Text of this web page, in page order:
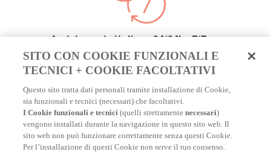
Assistenza in italiano 24/24h - 7/7 gg
SITO CON COOKIE FUNZIONALI E
TECNICI + COOKIE FACOLTATIVI
Questo sito tratta dati personali tramite installazione di Cookie,
sia funzionali e tecnici (necessari) che facoltativi.
I Cookie funzionali e tecnici (quelli strettamentenecessari)
vengono installati durante la navigazione in questo sito web. Il
sito web non può funzionare correttamente senza questi Cookie.
Per l’installazione di questi Cookie non serve il tuo consenso.